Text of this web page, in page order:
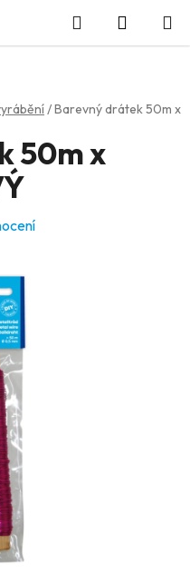
Hledat
KOŠÍK
/Barevný drátek 50m x
50m x